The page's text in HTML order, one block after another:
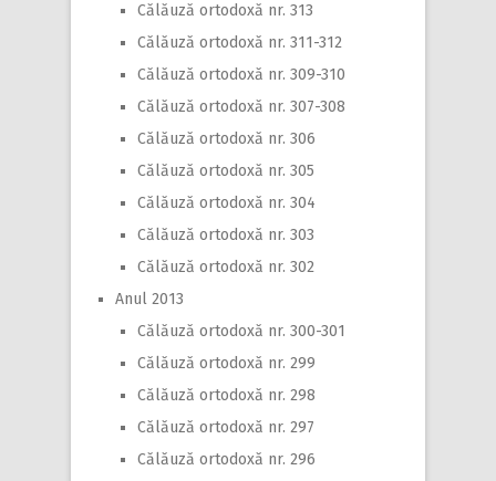
Călăuză ortodoxă nr. 313
Călăuză ortodoxă nr. 311-312
Călăuză ortodoxă nr. 309-310
Călăuză ortodoxă nr. 307-308
Călăuză ortodoxă nr. 306
Călăuză ortodoxă nr. 305
Călăuză ortodoxă nr. 304
Călăuză ortodoxă nr. 303
Călăuză ortodoxă nr. 302
Anul 2013
Călăuză ortodoxă nr. 300-301
Călăuză ortodoxă nr. 299
Călăuză ortodoxă nr. 298
Călăuză ortodoxă nr. 297
Călăuză ortodoxă nr. 296